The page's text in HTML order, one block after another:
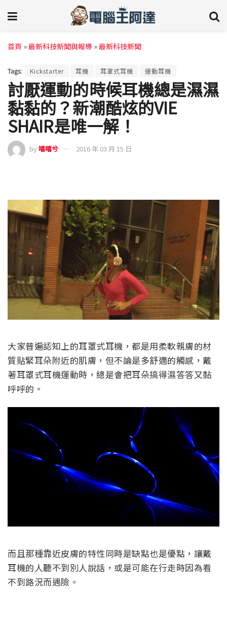
首頁 »最新科技新聞與報導 »最新科技新聞
Tags: Kickstarter 耳機 耳罩式耳機 運動耳機
討厭運動的時候耳機總是濕濕
黏黏的？新潮酷炫的VIE
SHAIR是唯一解！
by嘻嘻兮 2016 年 03 月 15 日
大家普遍認知上的耳罩式耳機，都是用柔軟親膚的材
質貼緊耳朵附近的肌膚，但不論是多舒適的觸感，戴
著耳罩式耳機運動時，總是會把耳朵搞得濕答答又黏
呼呼的。
而且那種靠近皮膚的特性同時是缺點也是優點，讓戴
耳機的人聽不到別人說話，或是可能在行走時因為看
不到路況而遇險。